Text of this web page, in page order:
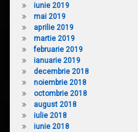
iunie 2019
mai 2019
aprilie 2019
martie 2019
februarie 2019
ianuarie 2019
decembrie 2018
noiembrie 2018
octombrie 2018
august 2018
iulie 2018
iunie 2018